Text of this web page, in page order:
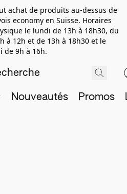
achat de produits au-dessus de
economy en Suisse. Horaires
le lundi de 13h à 18h30, du
à 12h et de 13h à 18h30 et le
de 9h à 16h.
Nouveautés Promos